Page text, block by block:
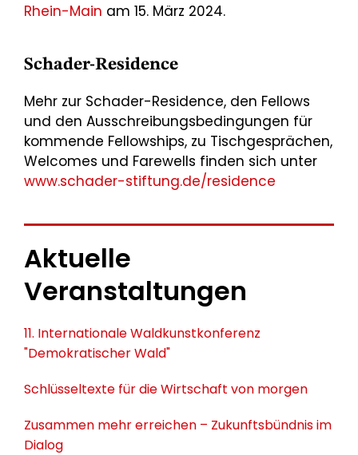
Rhein-Main am 15. März 2024.
Schader-Residence
Mehr zur Schader-Residence, den Fellows
und den Ausschreibungsbedingungen für
kommende Fellowships, zu Tischgesprächen,
Welcomes und Farewells finden sich unter
www.schader-stiftung.de/residence
Aktuelle
Veranstaltungen
11. Internationale Waldkunstkonferenz
"Demokratischer Wald"
Schlüsseltexte für die Wirtschaft von morgen
Zusammen mehr erreichen – Zukunftsbündnis im
Dialog